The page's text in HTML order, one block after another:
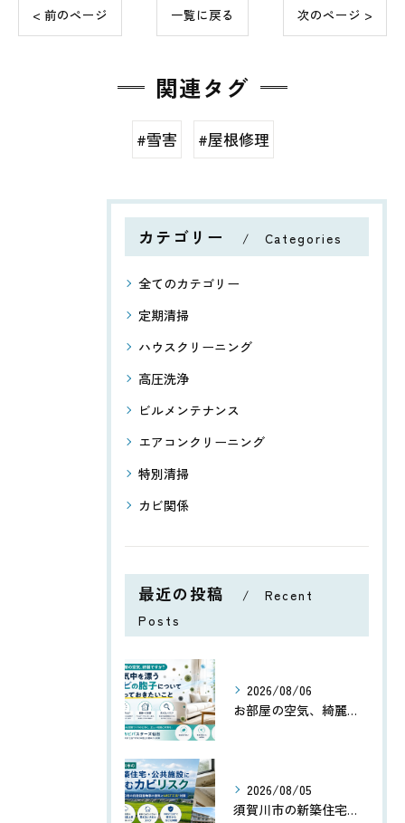
< 前のページ 一覧に戻る 次のページ >
関連タグ
#雪害 #屋根修理
カテゴリー Categories
全てのカテゴリー
定期清掃
ハウスクリーニング
高圧洗浄
ビルメンテナンス
エアコンクリーニング
特別清掃
カビ関係
最近の投稿
Recent
Posts
2026/08/06
お部屋の空気、綺麗ですか？空気中を漂うカビの胞子について知っておきたいこと
2026/08/05
須賀川市の新築住宅・公共施設に潜むカビリスク｜8〜10月の内陸田園地帯の湿気とMIST工法®対策